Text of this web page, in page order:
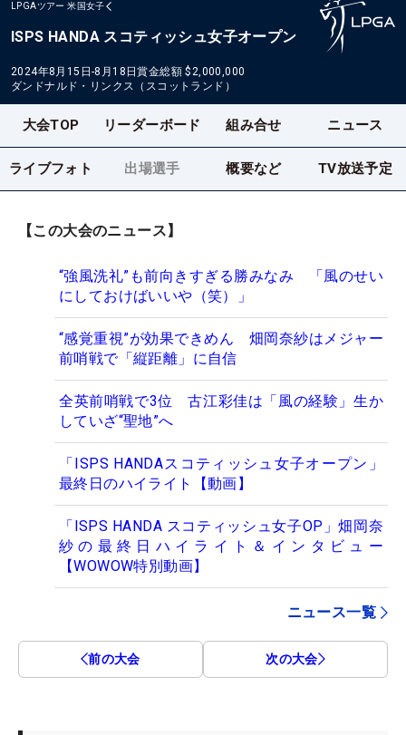
LPGAツアー 米国女子
ISPS HANDA スコティッシュ女子オープン
2024年8月15日-8月18日賞金総額 $2,000,000
ダンドナルド・リンクス（スコットランド）
大会TOP リーダーボード 組み合せ ニュース
ライブフォト 出場選手 概要など TV放送予定
【この大会のニュース】
“強風洗礼”も前向きすぎる勝みなみ 「風のせい
にしておけばいいや（笑）」
“感覚重視”が効果できめん 畑岡奈紗はメジャー
前哨戦で「縦距離」に自信
全英前哨戦で3位 古江彩佳は「風の経験」生か
していざ“聖地”へ
「ISPS HANDAスコティッシュ女子オープン」
最終日のハイライト【動画】
「ISPS HANDA スコティッシュ女子OP」畑岡奈
紗の最終日ハイライト＆インタビュー
【WOWOW特別動画】
ニュース一覧
前の大会 次の大会